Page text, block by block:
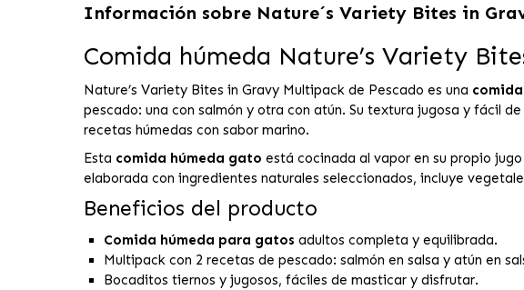
Información sobre Nature´s Variety Bites in
Comida húmeda Nature’s Variety
Nature’s Variety Bites in Gravy Multipack de Pescado es una
pescado: una con salmón y otra con atún. Su textura jugosa y fácil
recetas húmedas con sabor marino.
Esta comida húmeda gato está cocinada al vapor en su propio
elaborada con ingredientes naturales seleccionados, incluye
Beneficios del producto
Comida húmeda para gatos adultos completa y equilibrada.
Multipack con 2 recetas de pescado: salmón en salsa y atún en
Bocaditos tiernos y jugosos, fáciles de masticar y disfrutar.